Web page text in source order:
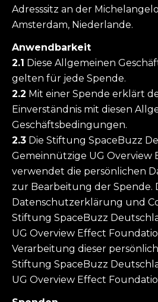
Adresssitz an der
Amsterdam, Niederlande.
Anwendbarkeit
2.1 Diese Allgemeinen
gelten für jede Spende.
2.2 Mit einer Spende erklärt
Einverständnis mit diesen
Geschäftsbedingungen.
2.3 Die Stiftung SpaceBuzz
Gemeinnützige UG Overview
verwendet die persönlichen
zur Bearbeitung der Spende.
Datenschutzerklärung und
Stiftung SpaceBuzz
UG Overview Effect
Verarbeitung dieser
Stiftung SpaceBuzz
UG Overview Effect